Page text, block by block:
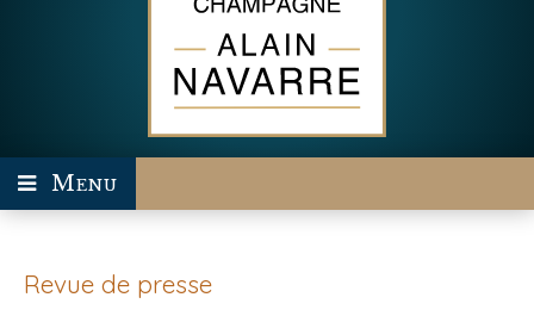
Menu
Revue de presse